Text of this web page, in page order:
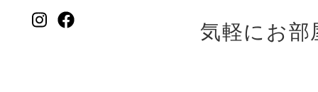
気軽にお